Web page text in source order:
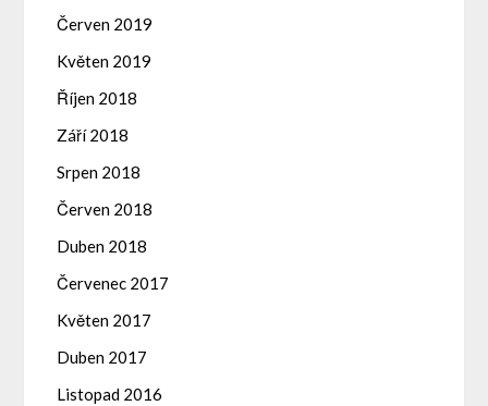
Červen 2019
Květen 2019
Říjen 2018
Září 2018
Srpen 2018
Červen 2018
Duben 2018
Červenec 2017
Květen 2017
Duben 2017
Listopad 2016